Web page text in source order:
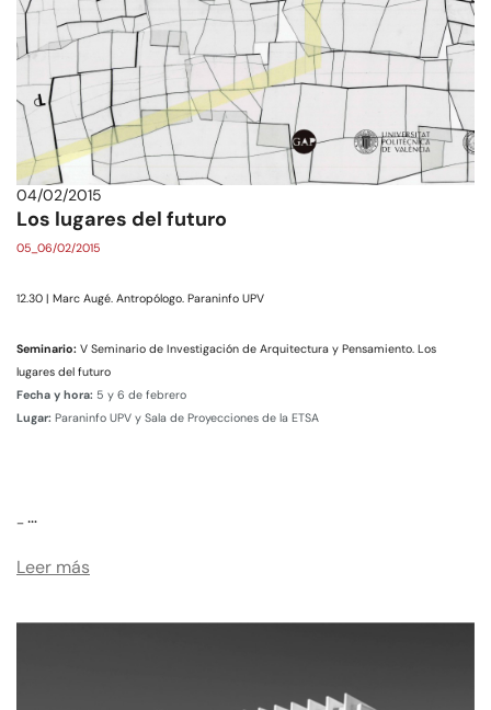
04/02/2015
Los lugares del futuro
05_06/02/2015
12.30 | Marc Augé. Antropólogo. Paraninfo UPV
Seminario: V Seminario de Investigación de Arquitectura y Pensamiento. Los
lugares del futuro
Fecha y hora: 5 y 6 de febrero
Lugar: Paraninfo UPV y Sala de Proyecciones de la ETSA
…
Leer más